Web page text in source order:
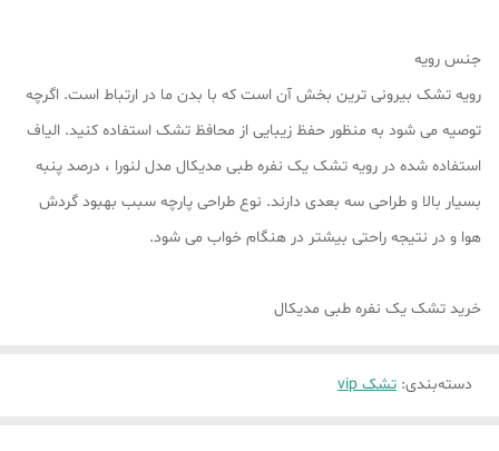
جنس رویه
رویه تشک بیرونی ترین بخش آن است که با بدن ما در ارتباط است. اگرچه
توصیه می شود به منظور حفظ زیبایی از محافظ تشک استفاده کنید. الیاف
استفاده شده در رویه تشک یک نفره طبی مدیکال مدل لنورا ، درصد پنبه
بسیار بالا و طراحی سه بعدی دارند. نوع طراحی پارچه سبب بهبود گردش
هوا و در نتیجه راحتی بیشتر در هنگام خواب می شود.
خرید تشک یک نفره طبی مدیکال
دسته‌بندی: تشک vip